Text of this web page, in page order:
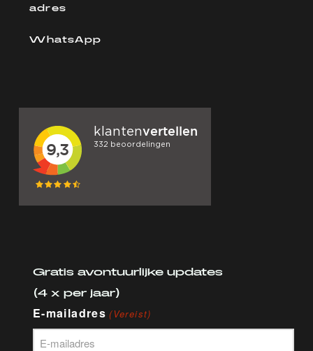
adres
WhatsApp
Gratis avontuurlijke updates
(4 x per jaar)
E-mailadres (Vereist)